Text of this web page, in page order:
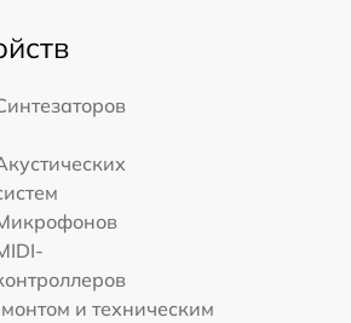
и техническим